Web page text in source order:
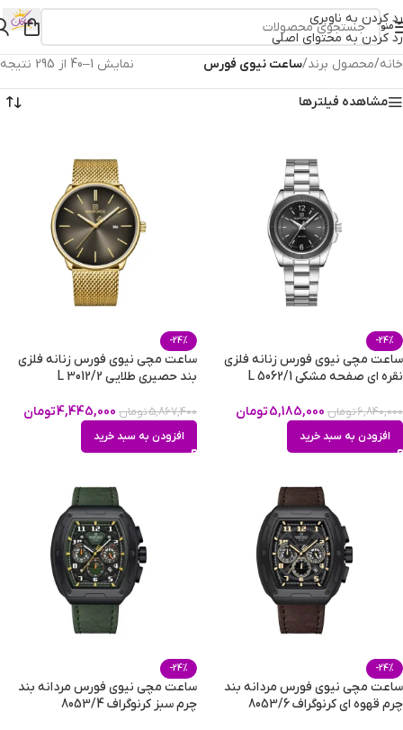
رد کردن به ناوبری
رد کردن به محتوای اصلی
منو
خانه/محصول برند/ساعت نیوی فورس نمایش 1–40 از 295 نتیجه
مشاهده فیلترها
-24%
ساعت مچی نیوی فورس زنانه فلزی
نقره ای صفحه مشکی L 5062/1
6,840,000تومان 5,185,000تومان
افزودن به سبد خرید
-24%
ساعت مچی نیوی فورس زنانه فلزی
بند حصیری طلایی L 3012/2
5,867,400تومان 4,445,000تومان
افزودن به سبد خرید
-24%
ساعت مچی نیوی فورس مردانه بند
چرم قهوه ای کرنوگراف 8053/6
-24%
ساعت مچی نیوی فورس مردانه بند
چرم سبز کرنوگراف 8053/4